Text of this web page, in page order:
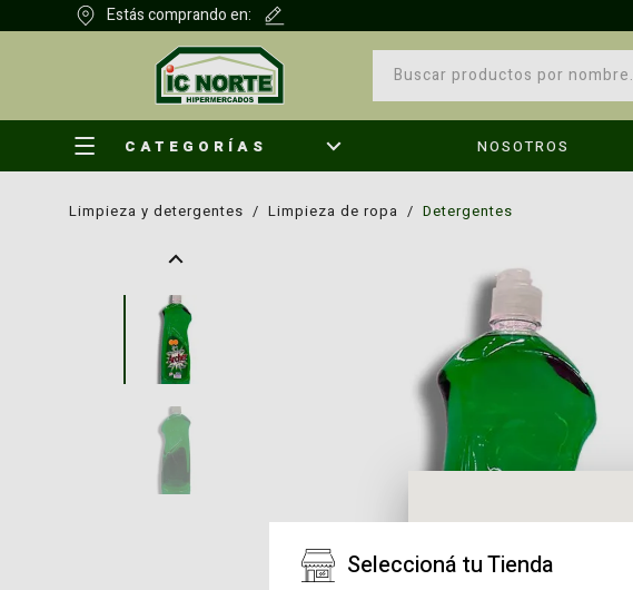
Estás comprando en:
¿Qué hago?
CATEGORÍAS NOSOTROS
limpieza y detergentes / limpieza de ropa / detergentes
Seleccioná tu Tienda